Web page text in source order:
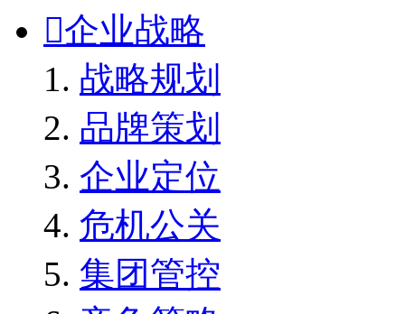
企业战略
战略规划
品牌策划
企业定位
危机公关
集团管控